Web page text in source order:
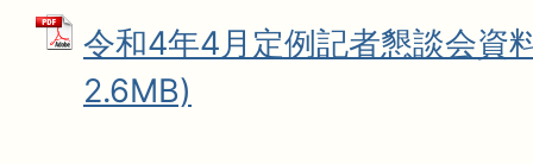
令和4年4月定例記者懇談会資
2.6MB)